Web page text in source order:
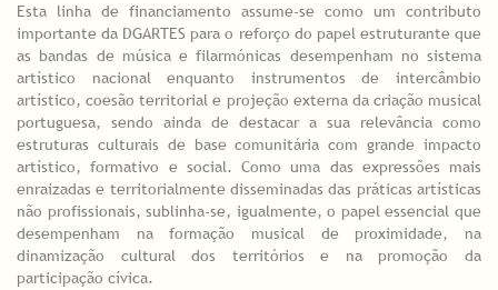
Esta linha de financiamento assume-se como um contributo
importante da DGARTES para o reforço do papel estruturante que
as bandas de música e filarmónicas desempenham no sistema
artístico nacional enquanto instrumentos de intercâmbio
artístico, coesão territorial e projeção externa da criação musical
portuguesa, sendo ainda de destacar a sua relevância como
estruturas culturais de base comunitária com grande impacto
artístico, formativo e social. Como uma das expressões mais
enraizadas e territorialmente disseminadas das práticas artísticas
não profissionais, sublinha-se, igualmente, o papel essencial que
desempenham na formação musical de proximidade, na
dinamização cultural dos territórios e na promoção da
participação cívica.